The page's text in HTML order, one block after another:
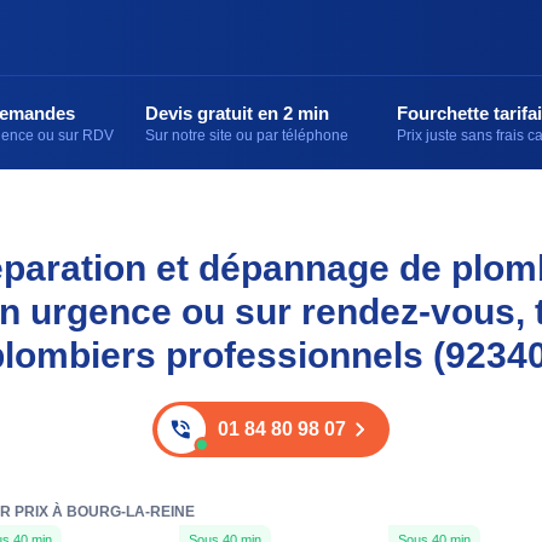
ou sur RDV
Devis gratuit en 2 min
Sur notre site ou par téléphone
Fourchette
Prix juste sans frais
et dépannage de
urgence ou sur rendez-vous,
professionnels
01 84 80 98 07
PRIX À BOURG-LA-REINE